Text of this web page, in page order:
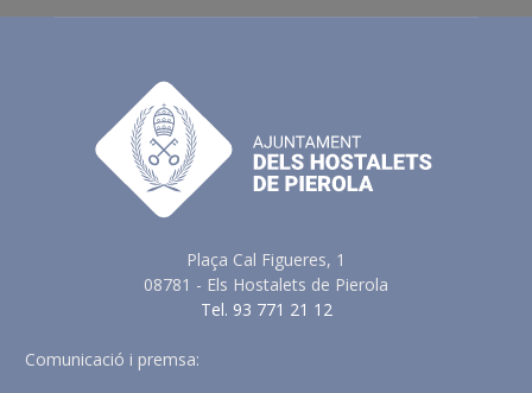
Plaça Cal Figueres, 1
08781 - Els Hostalets de Pierola
Tel. 93 771 21 12
Comunicació i premsa: